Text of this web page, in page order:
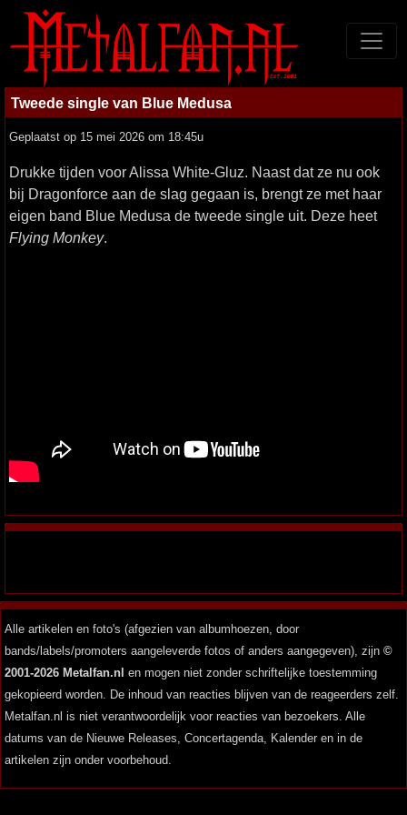
Tweede single van Blue Medusa
Geplaatst op 15 mei 2026 om 18:45u
Drukke tijden voor Alissa White-Gluz. Naast dat ze nu ook
bij Dragonforce aan de slag gegaan is, brengt ze met haar
eigen band Blue Medusa de tweede single uit. Deze heet
Flying Monkey.
Alle artikelen en foto's (afgezien van albumhoezen, door
bands/labels/promoters aangeleverde fotos of anders aangegeven), zijn ©
2001-2026 Metalfan.nl en mogen niet zonder schriftelijke toestemming
gekopieerd worden. De inhoud van reacties blijven van de reageerders zelf.
Metalfan.nl is niet verantwoordelijk voor reacties van bezoekers. Alle
datums van de Nieuwe Releases, Concertagenda, Kalender en in de
artikelen zijn onder voorbehoud.